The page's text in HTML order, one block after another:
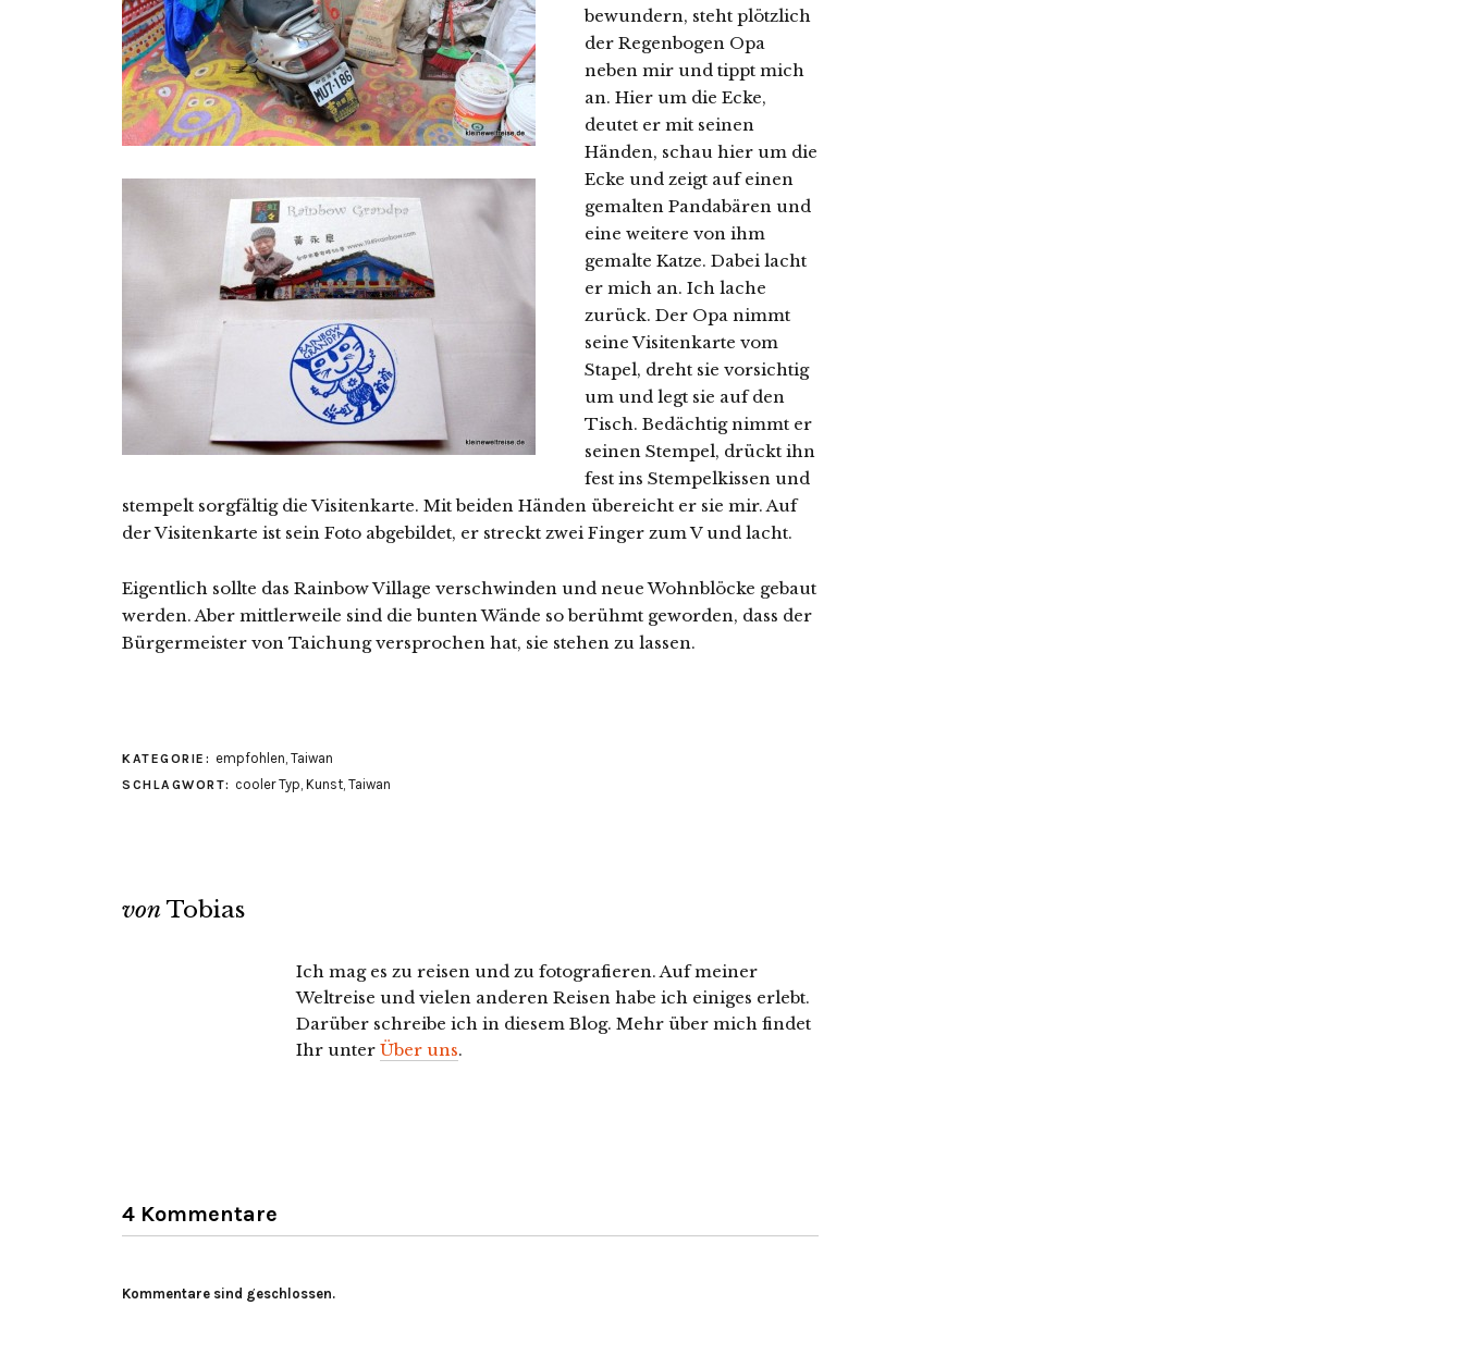
bewundern, steht plötzlich
der Regenbogen Opa
neben mir und tippt mich
an. Hier um die Ecke,
deutet er mit seinen
Händen, schau hier um die
Ecke und zeigt auf einen
gemalten Pandabären und
eine weitere von ihm
gemalte Katze. Dabei lacht
er mich an. Ich lache
zurück. Der Opa nimmt
seine Visitenkarte vom
Stapel, dreht sie vorsichtig
um und legt sie auf den
Tisch. Bedächtig nimmt er
seinen Stempel, drückt ihn
fest ins Stempelkissen und
stempelt sorgfältig die Visitenkarte. Mit beiden Händen übereicht er sie mir. Auf
der Visitenkarte ist sein Foto abgebildet, er streckt zwei Finger zum V und lacht.
Eigentlich sollte das Rainbow Village verschwinden und neue Wohnblöcke gebaut
werden. Aber mittlerweile sind die bunten Wände so berühmt geworden, dass der
Bürgermeister von Taichung versprochen hat, sie stehen zu lassen.
KATEGORIE: empfohlen, Taiwan
SCHLAGWORT: cooler Typ, Kunst, Taiwan
von Tobias
Ich mag es zu reisen und zu fotografieren. Auf meiner
Weltreise und vielen anderen Reisen habe ich einiges erlebt.
Darüber schreibe ich in diesem Blog. Mehr über mich findet
Ihr unter Über uns.
4 Kommentare
Kommentare sind geschlossen.